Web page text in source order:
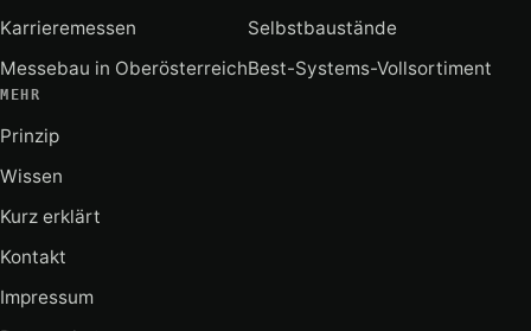
Karrieremessen
Messebau in Oberösterreich
Selbstbaustände
Best-Systems-Vollsortiment
MEHR
Prinzip
Wissen
Kurz erklärt
Kontakt
Impressum